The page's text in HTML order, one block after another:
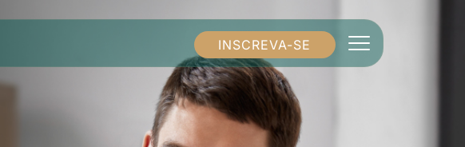
INSCREVA-SE